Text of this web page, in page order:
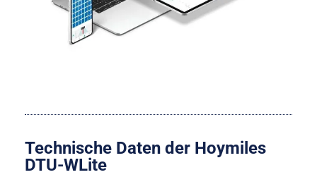
Technische Daten der Hoymiles
DTU-WLite